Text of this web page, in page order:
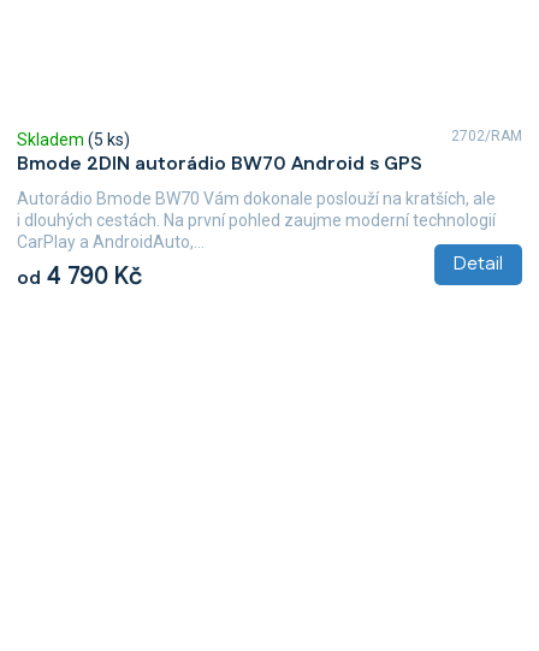
Bmode 2DIN autorádio BW70 Android s GPS
Skladem (5 ks)
od 4 790 Kč Detail
Autorádio Bmode BW70 Vám dokonale poslouží na kratších, ale
i dlouhých cestách. Na první pohled zaujme moderní technologií
CarPlay a AndroidAuto,...
2702/RAM